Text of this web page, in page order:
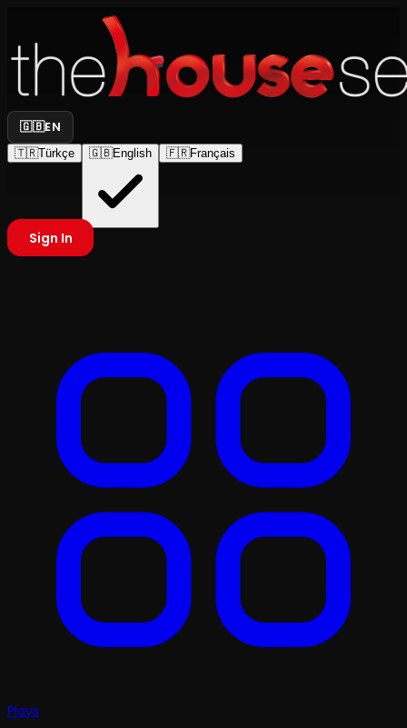
🇬🇧EN
🇹🇷Türkçe 🇬🇧English 🇫🇷Français
Sign In
Plays